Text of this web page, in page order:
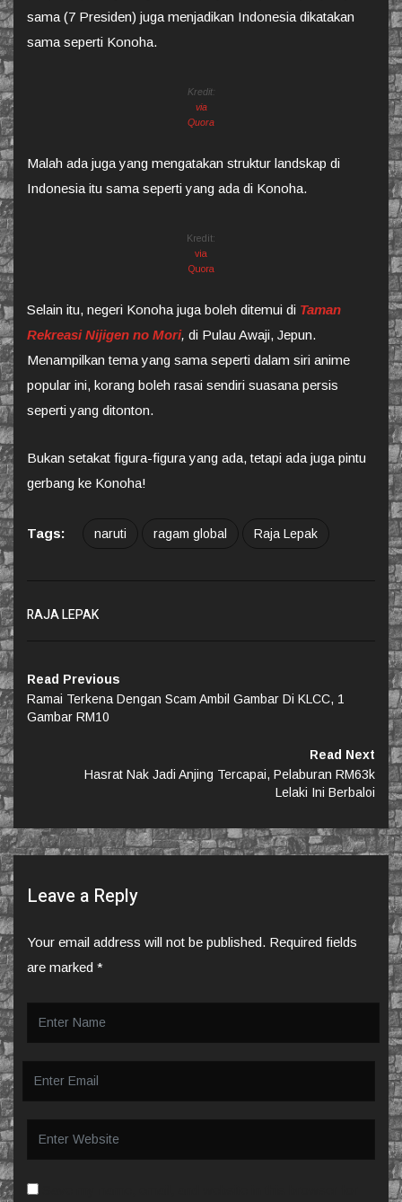
sama (7 Presiden) juga menjadikan Indonesia dikatakan
sama seperti Konoha.
Kredit:
via
Quora
Malah ada juga yang mengatakan struktur landskap di
Indonesia itu sama seperti yang ada di Konoha.
Kredit:
via
Quora
Selain itu, negeri Konoha juga boleh ditemui di Taman
Rekreasi Nijigen no Mori, di Pulau Awaji, Jepun.
Menampilkan tema yang sama seperti dalam siri anime
popular ini, korang boleh rasai sendiri suasana persis
seperti yang ditonton.
Bukan setakat figura-figura yang ada, tetapi ada juga pintu
gerbang ke Konoha!
Tags: naruti ragam global Raja Lepak
RAJA LEPAK
Read Previous
Ramai Terkena Dengan Scam Ambil Gambar Di KLCC, 1
Gambar RM10
Read Next
Hasrat Nak Jadi Anjing Tercapai, Pelaburan RM63k
Lelaki Ini Berbaloi
Leave a Reply
Your email address will not be published. Required fields
are marked *